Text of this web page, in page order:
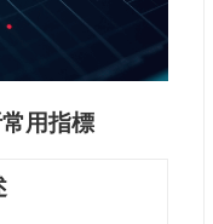
用指標